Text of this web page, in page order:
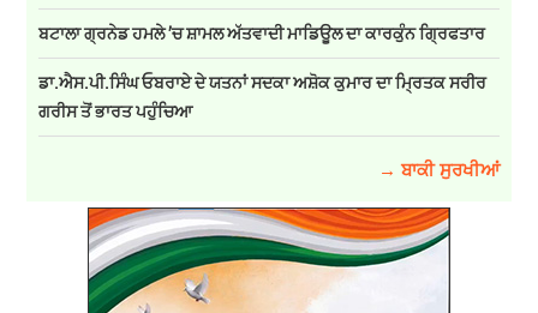
ਬਟਾਲਾ ਗ੍ਰਨੇਡ ਹਮਲੇ ’ਚ ਸ਼ਾਮਲ ਅੱਤਵਾਦੀ ਮਾਡਿਊਲ ਦਾ ਕਾਰਕੁੰਨ ਗ੍ਰਿਫਤਾਰ
ਡਾ.ਐਸ.ਪੀ.ਸਿੰਘ ਓਬਰਾਏ ਦੇ ਯਤਨਾਂ ਸਦਕਾ ਅਸ਼ੋਕ ਕੁਮਾਰ ਦਾ ਮ੍ਰਿਤਕ ਸਰੀਰ
ਗਰੀਸ ਤੋਂ ਭਾਰਤ ਪਹੁੰਚਿਆ
→ ਬਾਕੀ ਸੁਰਖੀਆਂ